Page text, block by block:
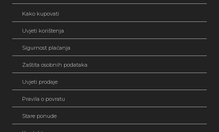
Kako kupovati
Uvjeti korištenja
Sigurnost plaćanja
Zaštita osobnih podataka
Uvjeti prodaje
Pravila o povratu
Stare ponude